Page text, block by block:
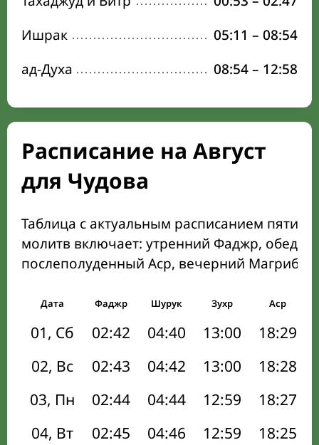
Ишрак
05:11 – 08:54
ад-Духа
08:54– 12:58
Расписание на Август
для Чудова
Таблица с актуальным расписанием пяти
молитв включает: утренний Фаджр,
послеполуденный Аср, вечерний Магриб
Дата Фаджр Шурук Зухр Аср
01, Сб 02:42 04:40 13:00 18:29
02, Вс
02:43 04:42 13:00 18:28
03, Пн
02:44 04:44 12:59 18:27
04, Вт
02:45 04:46 12:59 18:25